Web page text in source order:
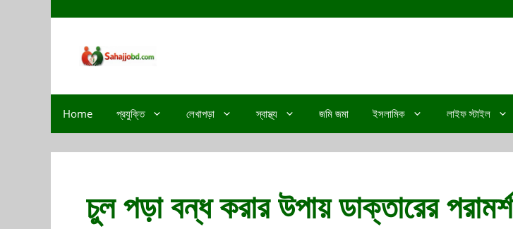
Home প্রযুক্তি লেখাপড়া স্বাস্থ্য জমি জমা ইসলামিক লাইফ স্টাইল
চুল পড়া বন্ধ করার উপায় ডাক্তারের পরামর্শ